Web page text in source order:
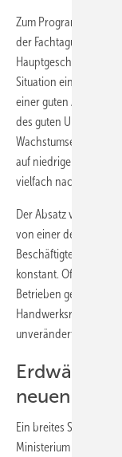
Zum Programm des
der Fachtagung „SHK-
Hauptgeschäftsführer
Situation ein. Aus
einer guten
des guten Umsatz-
auf niedrigem Niveau
vielfach nach wie vor
Der Absatz von
von einer deutlich
Beschäftigten blieb
konstant.
Betrieben gehalten.
unverändert.
neuen
Ein breites Spektrum
Ministerium für